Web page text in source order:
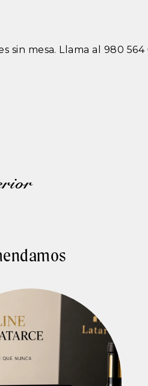
sin mesa. Llama al 980